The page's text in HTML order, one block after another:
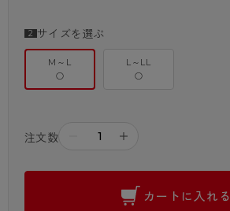
サイズを選ぶ
M～L
○
L～LL
○
注文数 ＋
カートに入れる